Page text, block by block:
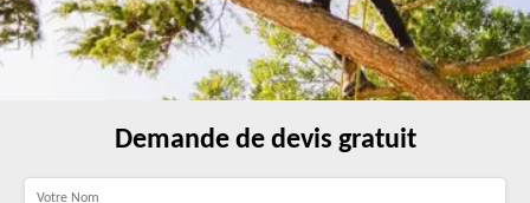
Demande de devis gratuit